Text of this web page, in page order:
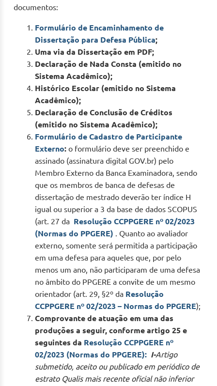
documentos:
Formulário de Encaminhamento de
Dissertação para Defesa Pública;
Uma via da Dissertação em PDF;
Declaração de Nada Consta (emitido no
Sistema Acadêmico);
Histórico Escolar (emitido no Sistema
Acadêmico);
Declaração de Conclusão de Créditos
(emitido no Sistema Acadêmico);
Formulário de Cadastro de Participante
Externo: o formulário deve ser preenchido e
assinado (assinatura digital GOV.br) pelo
Membro Externo da Banca Examinadora, sendo
que os membros de banca de defesas de
dissertação de mestrado deverão ter índice H
igual ou superior a 3 da base de dados SCOPUS
(art. 27 da Resolução CCPPGERE nº 02/2023
(Normas do PPGERE) . Quanto ao avaliador
externo, somente será permitida a participação
em uma defesa para aqueles que, por pelo
menos um ano, não participaram de uma defesa
no âmbito do PPGERE a convite de um mesmo
orientador (art. 29, §2º da Resolução
CCPPGERE nº 02/2023 – Normas do PPGERE);
Comprovante de atuação em uma das
produções a seguir, conforme artigo 25 e
seguintes da Resolução CCPPGERE nº
02/2023 (Normas do PPGERE): I-Artigo
submetido, aceito ou publicado em periódico de
estrato Qualis mais recente oficial não inferior